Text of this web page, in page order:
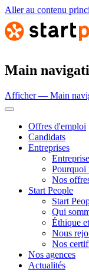
Aller au contenu
Main
Afficher — Main
Offres d'emploi
Candidats
Entreprises
Pourquoi
Nos
Start People
Start
Qui
Éthique
Nous
Nos
Nos agences
Actualités